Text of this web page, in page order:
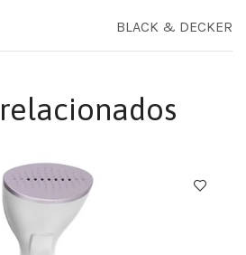
BLACK & DECKER